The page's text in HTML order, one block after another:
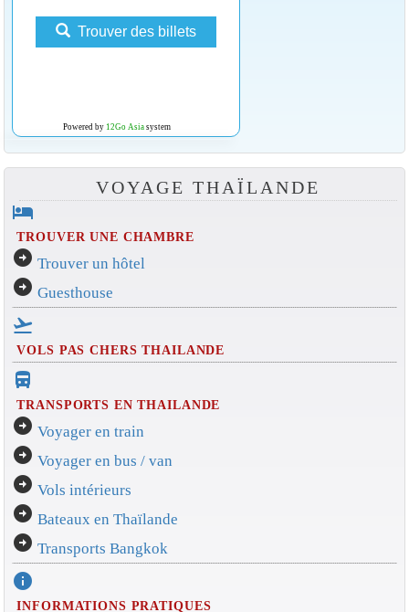
Trouver des billets
Powered by 12Go Asiasystem
VOYAGE THAÏLANDE
hotel
TROUVER UNE CHAMBRE
arrow_circle_right Trouver un hôtel
arrow_circle_right Guesthouse
flight_takeoff
VOLS PAS CHERS THAILANDE
directions_bus_filled
TRANSPORTS EN THAILANDE
arrow_circle_right Voyager en train
arrow_circle_right Voyager en bus / van
arrow_circle_right Vols intérieurs
arrow_circle_right Bateaux en Thaïlande
arrow_circle_right Transports Bangkok
info
INFORMATIONS PRATIQUES